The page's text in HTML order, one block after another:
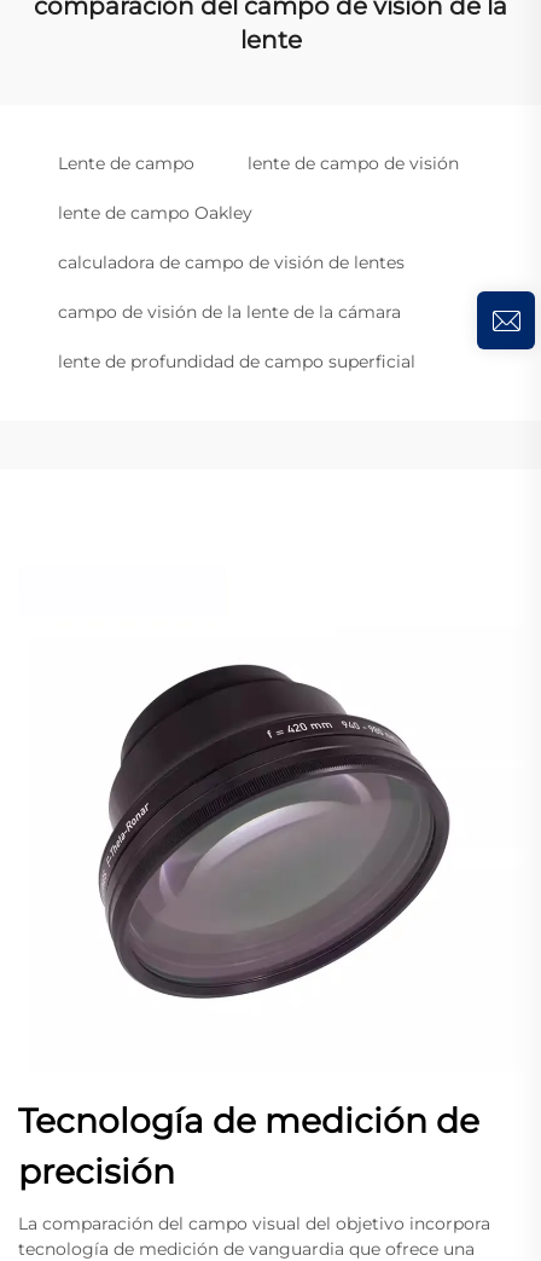
comparación del campo de visión de la
lente
Lente de campo lente de campo de visión
lente de campo Oakley
calculadora de campo de visión de lentes
campo de visión de la lente de la cámara
lente de profundidad de campo superficial
Tecnología de medición de
precisión
La comparación del campo visual del objetivo incorpora
tecnología de medición de vanguardia que ofrece una